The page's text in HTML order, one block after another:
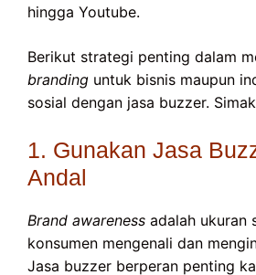
hingga Youtube.
Berikut strategi penting dalam
branding untuk bisnis maupun
sosial dengan jasa buzzer.
1. Gunakan Jasa
Andal
Brand awareness adalah ukuran
konsumen mengenali dan
Jasa buzzer berperan penting